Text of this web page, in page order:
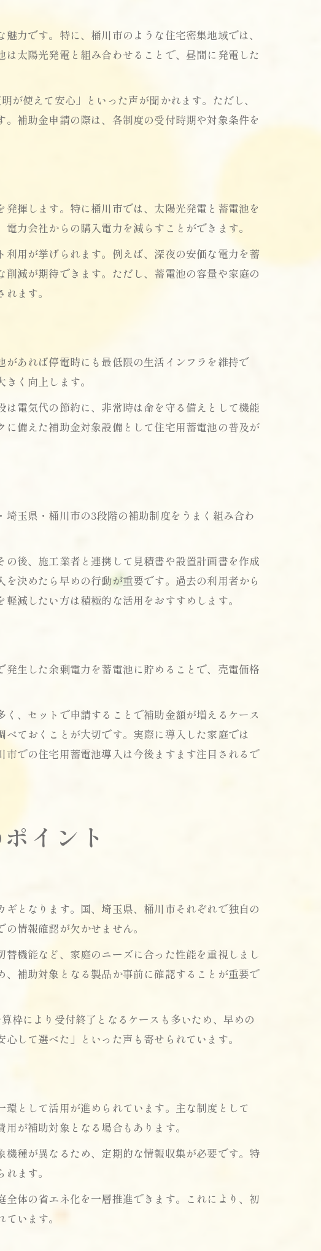
ット
選択
金活用術
使い方
実現
法
ト
法
かすコツ
方法
術
力です。特に、桶川市のような住宅密集地域では、
太陽光発電と組み合わせることで、昼間に発電した
使えて安心」といった声が聞かれます。ただし、
補助金申請の際は、各制度の受付時期や対象条件を
揮します。特に桶川市では、太陽光発電と蓄電池を
力会社からの購入電力を減らすことができます。
用が挙げられます。例えば、深夜の安価な電力を蓄
減が期待できます。ただし、蓄電池の容量や家庭の
ます。
あれば停電時にも最低限の生活インフラを維持で
く向上します。
電気代の節約に、非常時は命を守る備えとして機能
備えた補助金対象設備として住宅用蓄電池の普及が
玉県・桶川市の3段階の補助制度をうまく組み合わ
後、施工業者と連携して見積書や設置計画書を作成
決めたら早めの行動が重要です。過去の利用者から
減したい方は積極的な活用をおすすめします。
生した余剰電力を蓄電池に貯めることで、売電価格
、セットで申請することで補助金額が増えるケース
ておくことが大切です。実際に導入した家庭では
での住宅用蓄電池導入は今後ますます注目されるで
イント
となります。国、埼玉県、桶川市それぞれで独自の
情報確認が欠かせません。
機能など、家庭のニーズに合った性能を重視しまし
補助対象となる製品か事前に確認することが重要で
枠により受付終了となるケースも多いため、早めの
して選べた」といった声も寄せられています。
として活用が進められています。主な制度として
が補助対象となる場合もあります。
種が異なるため、定期的な情報収集が必要です。特
ます。
体の省エネ化を一層推進できます。これにより、初
います。